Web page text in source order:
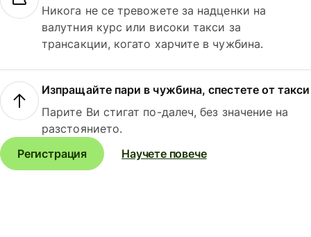
Никога не се тревожете за надценки на
валутния курс или високи такси за
трансакции, когато харчите в чужбина.
Изпращайте пари в чужбина, спестете от такси
Парите Ви стигат по-далеч, без значение на
разстоянието.
Регистрация
Научете повече